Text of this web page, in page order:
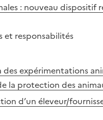
: nouveau dispositif
et responsabilités
des expérimentations
la protection des
d’un éleveur/